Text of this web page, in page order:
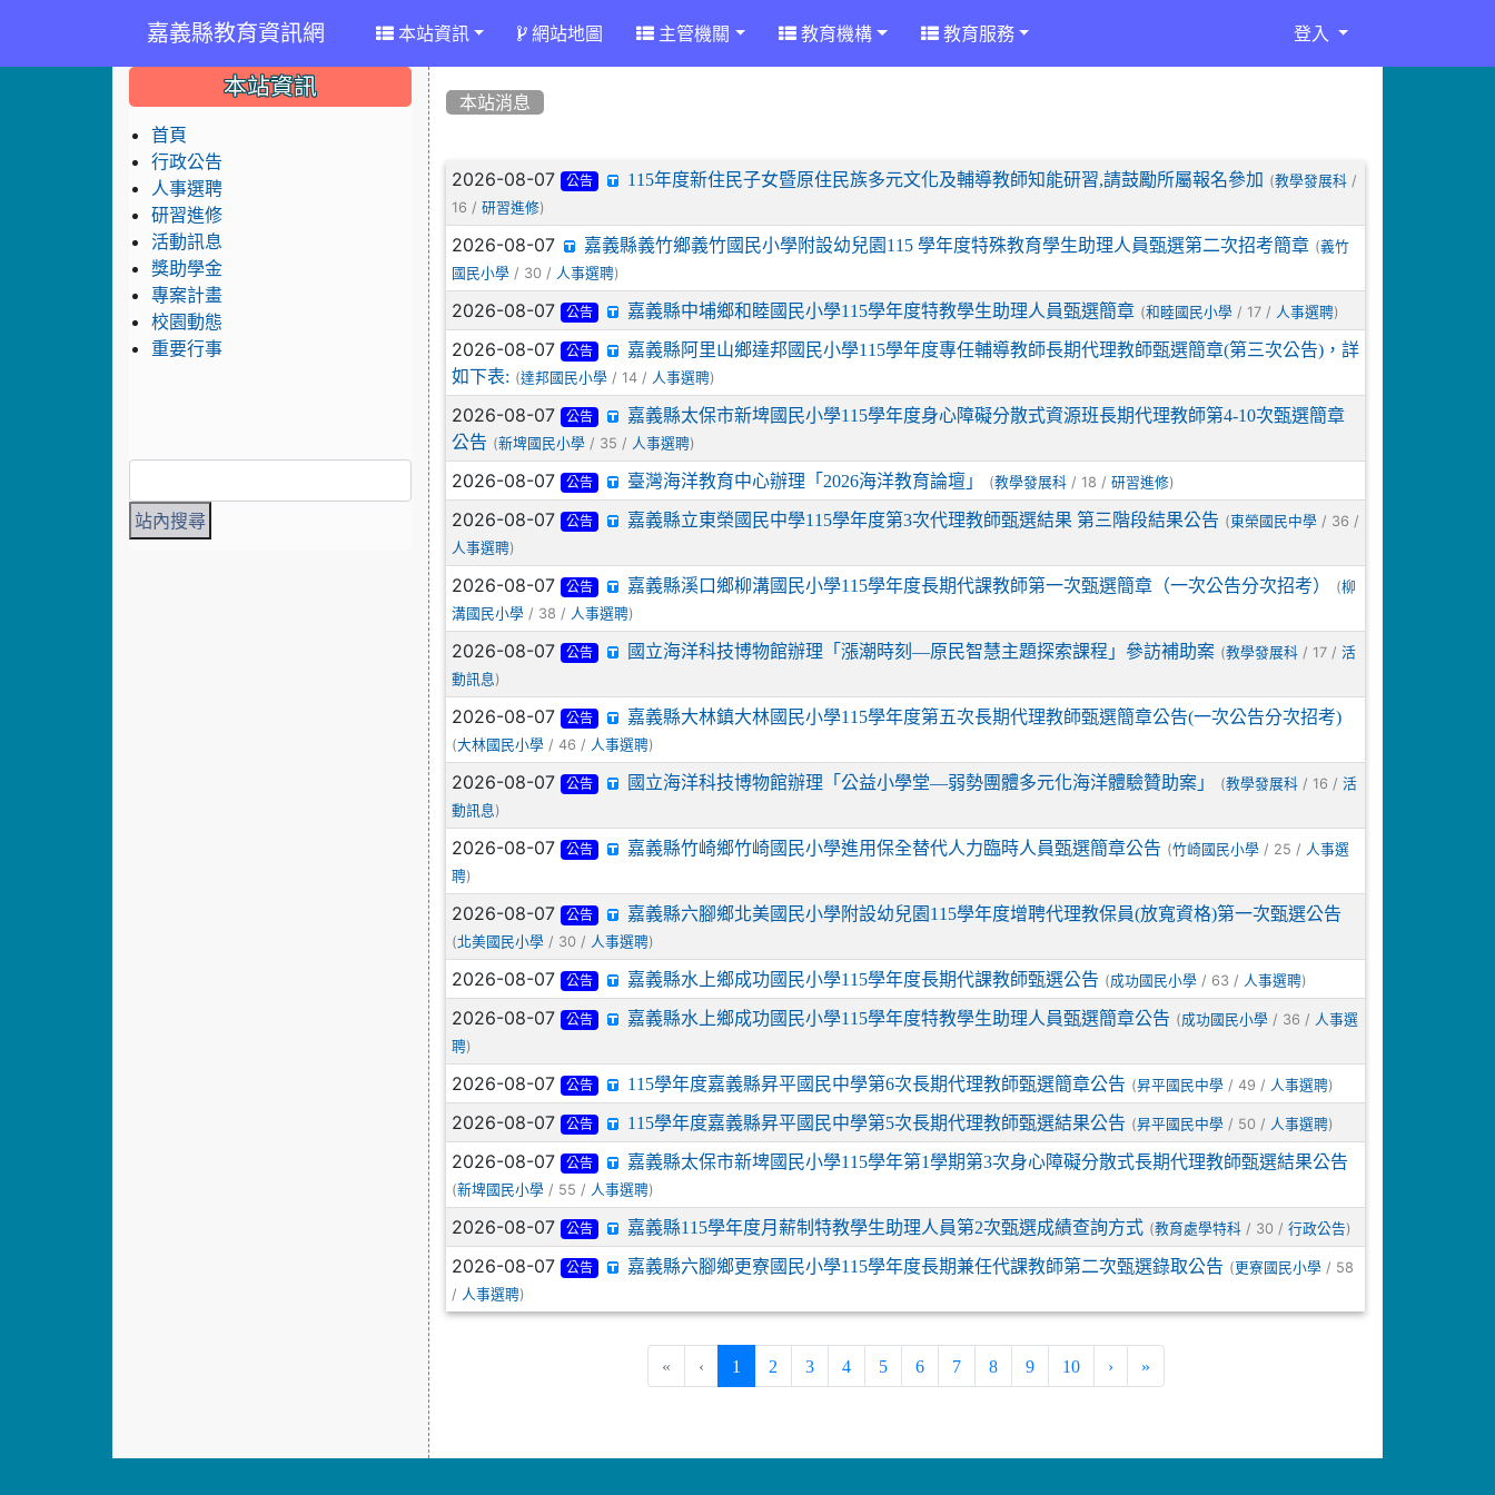
嘉義縣教育資訊網 本站資訊 網站地圖 主管機關 教育機構 教育服務 登入
本站消息
文章列表
2026-08-07 公告 115年度新住民子女暨原住民族多元文化及輔導教師知能研習,請鼓勵所屬報名參加 (教學發展科 /
16 /研習進修)
2026-08-07 嘉義縣義竹鄉義竹國民小學附設幼兒園115 學年度特殊教育學生助理人員甄選第二次招考簡章 (義竹
國民小學 / 30 / 人事選聘)
2026-08-07 公告 嘉義縣中埔鄉和睦國民小學115學年度特教學生助理人員甄選簡章 (和睦國民小學 / 17 / 人事選聘)
2026-08-07 公告
嘉義縣阿里山鄉達邦國民小學115學年度專任輔導教師長期代理教師甄選簡章(第三次公告)，詳
如下表: (達邦國民小學 / 14 / 人事選聘)
2026-08-07 公告
嘉義縣太保市新埤國民小學115學年度身心障礙分散式資源班長期代理教師第4-10次甄選簡章
公告 (新埤國民小學 / 35 / 人事選聘)
2026-08-07 公告 臺灣海洋教育中心辦理「2026海洋教育論壇」 (教學發展科 / 18 / 研習進修)
2026-08-07 公告 嘉義縣立東榮國民中學115學年度第3次代理教師甄選結果 第三階段結果公告 (東榮國民中學 / 36 /
人事選聘)
2026-08-07 公告 嘉義縣溪口鄉柳溝國民小學115學年度長期代課教師第一次甄選簡章（一次公告分次招考） (柳
溝國民小學 / 38 / 人事選聘)
2026-08-07 公告 國立海洋科技博物館辦理「漲潮時刻—原民智慧主題探索課程」參訪補助案 (教學發展科 / 17 / 活
動訊息 )
2026-08-07 公告 嘉義縣大林鎮大林國民小學115學年度第五次長期代理教師甄選簡章公告(一次公告分次招考)
(大林國民小學 / 46 / 人事選聘)
2026-08-07 公告 國立海洋科技博物館辦理「公益小學堂—弱勢團體多元化海洋體驗贊助案」 (教學發展科 / 16 / 活
動訊息 )
2026-08-07 公告 嘉義縣竹崎鄉竹崎國民小學進用保全替代人力臨時人員甄選簡章公告 (竹崎國民小學 / 25 / 人事選
聘)
2026-08-07 公告 嘉義縣六腳鄉北美國民小學附設幼兒園115學年度增聘代理教保員(放寬資格)第一次甄選公告
(北美國民小學 / 30 / 人事選聘)
2026-08-07 公告 嘉義縣水上鄉成功國民小學115學年度長期代課教師甄選公告 (成功國民小學 / 63 / 人事選聘)
2026-08-07 公告 嘉義縣水上鄉成功國民小學115學年度特教學生助理人員甄選簡章公告 (成功國民小學 / 36 / 人事選
聘)
2026-08-07 公告 115學年度嘉義縣昇平國民中學第6次長期代理教師甄選簡章公告 (昇平國民中學 / 49 / 人事選聘)
2026-08-07 公告 115學年度嘉義縣昇平國民中學第5次長期代理教師甄選結果公告 (昇平國民中學 / 50 / 人事選聘)
2026-08-07 公告 嘉義縣太保市新埤國民小學115學年第1學期第3次身心障礙分散式長期代理教師甄選結果公告
(新埤國民小學 / 55 / 人事選聘)
2026-08-07 公告 嘉義縣115學年度月薪制特教學生助理人員第2次甄選成績查詢方式 (教育處學特科 / 30 / 行政公告)
2026-08-07 公告 嘉義縣六腳鄉更寮國民小學115學年度長期兼任代課教師第二次甄選錄取公告 (更寮國民小學 / 58
/ 人事選聘)
« ‹ 1 (current)
2 3 4 5 6 7 8 9 10 › »
::: 本站資訊
首頁
行政公告
人事選聘
研習進修
活動訊息
獎助學金
專案計畫
校園動態
重要行事